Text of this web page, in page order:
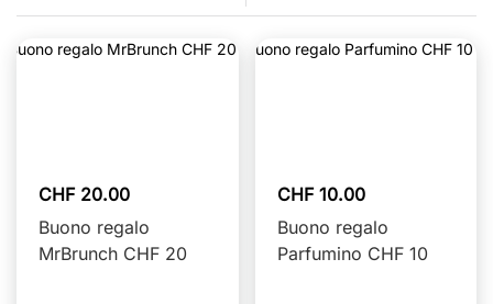
CHF 20.00
Buono regalo
MrBrunch CHF 20
CHF 10.00
Buono regalo
Parfumino CHF 10